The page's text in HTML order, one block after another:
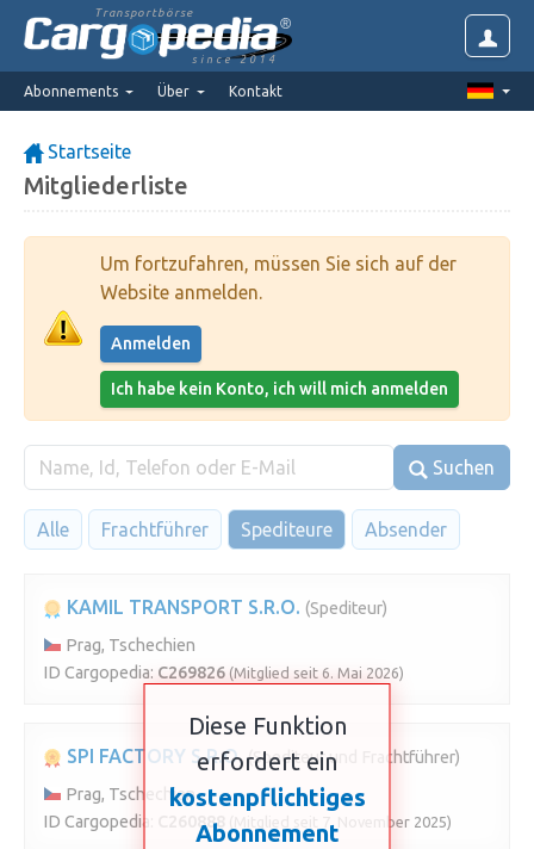
Transportbörse
since 2014
Abonnements Über Kontakt
Startseite
Mitgliederliste
Um fortzufahren, müssen Sie sich auf der
Website anmelden.
Anmelden
Ich habe kein Konto, ich will mich anmelden
Suchen
Alle Frachtführer Spediteure Absender
KAMIL TRANSPORT S.R.O. (Spediteur)
Prag, Tschechien
ID Cargopedia: C269826 (Mitglied seit 6. Mai 2026)
SPI FACTORY S.R.O. (Spediteur und Frachtführer)
Prag, Tschechien
ID Cargopedia:
C260888 (Mitglied seit 7. November 2025)
Diese Funktion
erfordert ein
kostenpflichtiges
Abonnement